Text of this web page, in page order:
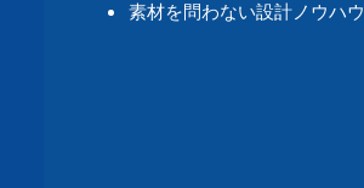
素材を問わない設計ノウハウ